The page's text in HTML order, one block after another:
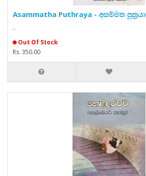
Asammatha Puthraya - අසම්මත පුත්‍රයා
..
Out Of Stock
Rs. 350.00